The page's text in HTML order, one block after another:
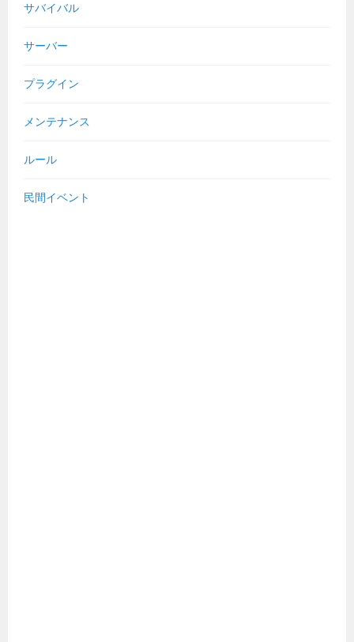
サバイバル
サーバー
プラグイン
メンテナンス
ルール
民間イベント